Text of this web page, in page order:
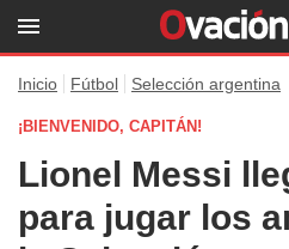
Inicio Fútbol Selección argentina
¡BIENVENIDO, CAPITÁN!
Lionel Messi
para jugar los